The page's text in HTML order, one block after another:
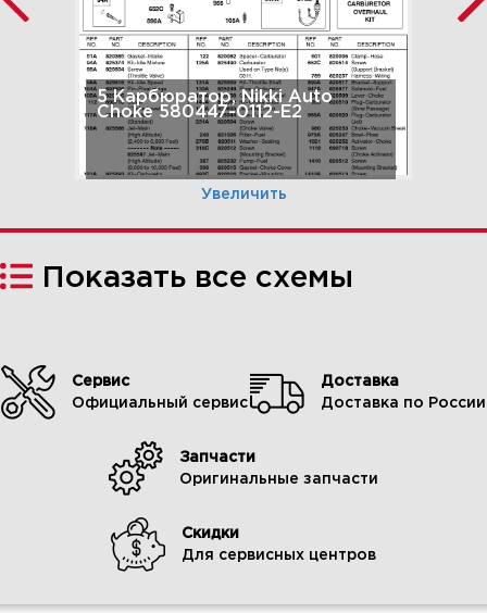
5 Карбюратор, Nikki Auto
Choke 580447-0112-E2
Увеличить
6 Элементы управления,
пружины, модуль зажигания
Показать все схемы
Сервис
Официальный сервис
Доставка
Доставка по России
Запчасти
Оригинальные запчасти
Скидки
Для сервисных центров